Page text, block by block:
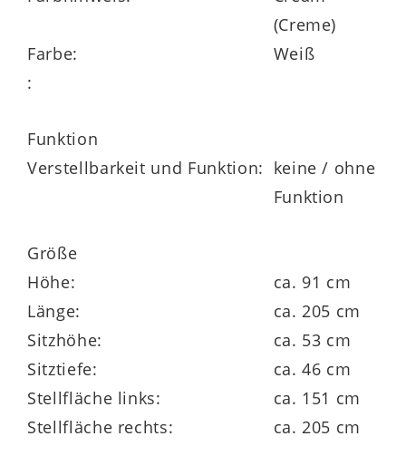
Das ist besonders:
ein passender Tisch ist in zwei Größen
lieferbar
zwei weitere Cordfarben erhältlich
klimaschonend in Europa produziert
(Creme)
Farbe:
Weiß
:
Funktion
Verstellbarkeit und Funktion: keine / ohne
Funktion
Größe
Höhe:
ca. 91 cm
Länge:
ca. 205 cm
Sitzhöhe:
ca. 53 cm
Sitztiefe:
ca. 46 cm
Stellfläche links:
ca. 151 cm
Stellfläche rechts:
ca. 205 cm